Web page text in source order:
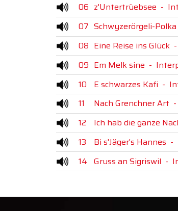
06 z'Untertrüebsee -
07 Schwyzerörgeli-Polka
08 Eine Reise ins Glück-
09 Em Melk sine -
10
E schwarzes Kafi -
11
Nach Grenchner Art -
12
Ich hab die ganze
13
Bi s'Jäger's Hannes -
14 Gruss an Sigriswil -